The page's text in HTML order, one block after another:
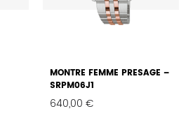
MONTRE FEMME PRESAGE –
SRPM06J1
640,00 €